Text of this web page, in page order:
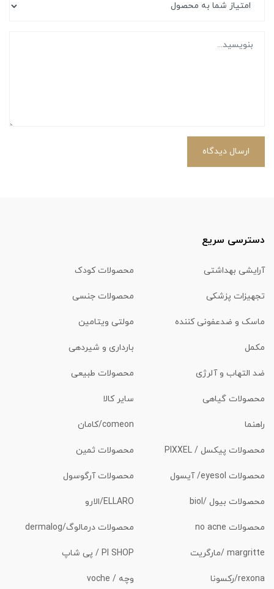
ارسال دیدگاه
دسترسی سریع
آرایشی بهداشتی محصولات کودک
تجهیزات پزشکی محصولات جنسی
ماسک و ضدعفونی کننده مولتی ویتامین
مکمل بارداری و شیردهی
ضد التهاب و آلرژی محصولات طبیعی
محصولات گیاهی سایر کالا
راهنما comeon/کامان
محصولات پیکسل / PIXXEL محصولات ثمین
محصولات eyesol/ آیسول محصولات آرگوسول
محصولات بیول /biol ELLARO/الارو
محصولات no acne محصولات درمالوگ/dermalog
margritte /مارگریت PI SHOP / پی شاپ
rexona/رکسونا وچه / voche